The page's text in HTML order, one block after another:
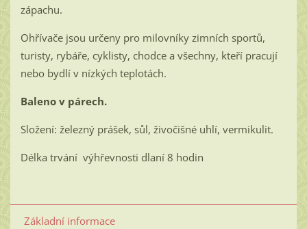
zápachu.
Ohřívače jsou určeny pro milovníky zimních sportů,
turisty, rybáře, cyklisty, chodce a všechny, kteří pracují
nebo bydlí v nízkých teplotách.
Baleno v párech.
Složení: železný prášek, sůl, živočišné uhlí, vermikulit.
Délka trvání výhřevnosti dlaní 8 hodin
Základní informace